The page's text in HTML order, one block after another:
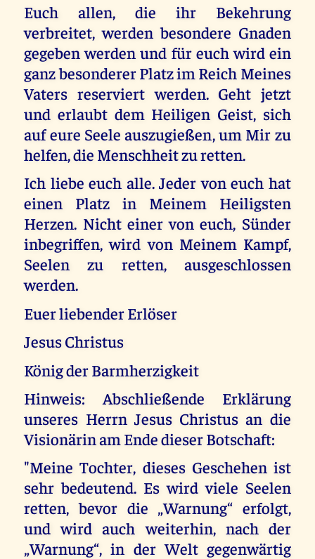
Euch allen, die ihr Bekehrung
verbreitet, werden besondere Gnaden
gegeben werden und für euch wird ein
ganz besonderer Platz im Reich Meines
Vaters reserviert werden. Geht jetzt
und erlaubt dem Heiligen Geist, sich
auf eure Seele auszugießen, um Mir zu
helfen, die Menschheit zu retten.
Ich liebe euch alle. Jeder von euch hat
einen Platz in Meinem Heiligsten
Herzen. Nicht einer von euch, Sünder
inbegriffen, wird von Meinem Kampf,
Seelen zu retten, ausgeschlossen
werden.
Euer liebender Erlöser
Jesus Christus
König der Barmherzigkeit
Hinweis: Abschließende Erklärung
unseres Herrn Jesus Christus an die
Visionärin am Ende dieser Botschaft:
"Meine Tochter, dieses Geschehen ist
sehr bedeutend. Es wird viele Seelen
retten, bevor die „Warnung“ erfolgt,
und wird auch weiterhin, nach der
„Warnung“, in der Welt gegenwärtig